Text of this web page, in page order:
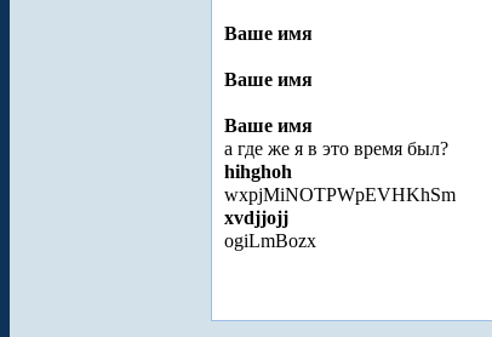
Ваше имя
Ваше имя
Ваше имя
а где же я в это время был?
hihghoh
wxpjMiNOTPWpEVHKhSm
xvdjjojj
ogiLmBozx